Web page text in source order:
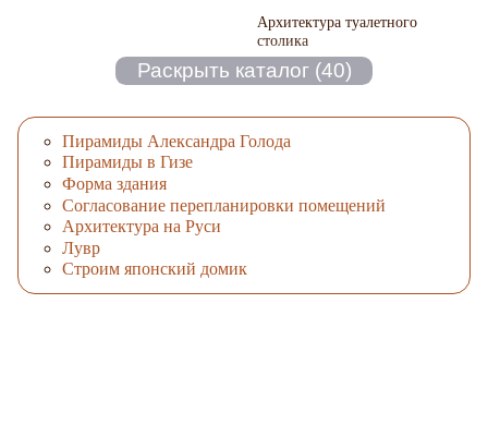
Архитектура туалетного
столика
Пирамиды Александра Голода
Пирамиды в Гизе
Форма здания
Согласование перепланировки помещений
Архитектура на Руси
Лувр
Строим японский домик